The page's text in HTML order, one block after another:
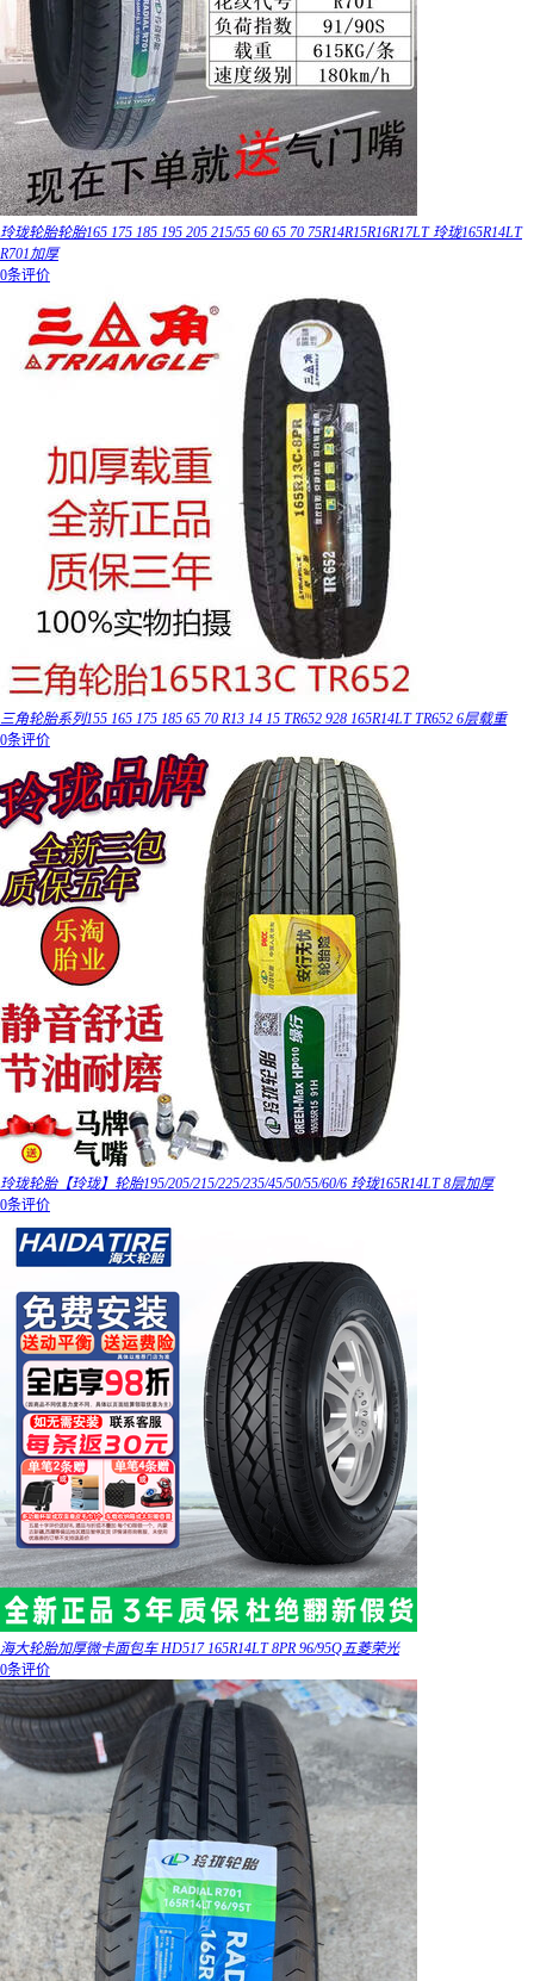
玲珑轮胎轮胎165 175 185 195 205 215/55 60 65 70 75R14R15R16R17LT 玲珑165R14LT
R701加厚
0条评价
三角轮胎系列155 165 175 185 65 70 R13 14 15 TR652 928 165R14LT TR652 6层载重
0条评价
玲珑轮胎【玲珑】轮胎195/205/215/225/235/45/50/55/60/6 玲珑165R14LT 8层加厚
0条评价
海大轮胎加厚微卡面包车 HD517 165R14LT 8PR 96/95Q五菱荣光
0条评价